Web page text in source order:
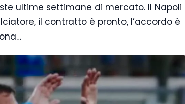
ultime settimane di mercato. Il Napoli
il contratto è pronto, l’accordo è